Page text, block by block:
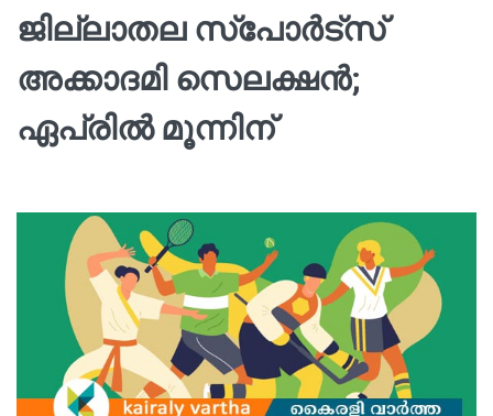
ജില്ലാതല സ്പോർട്‌സ്
അക്കാദമി സെലക്ഷൻ;
ഏപ്രിൽ മൂന്നിന്